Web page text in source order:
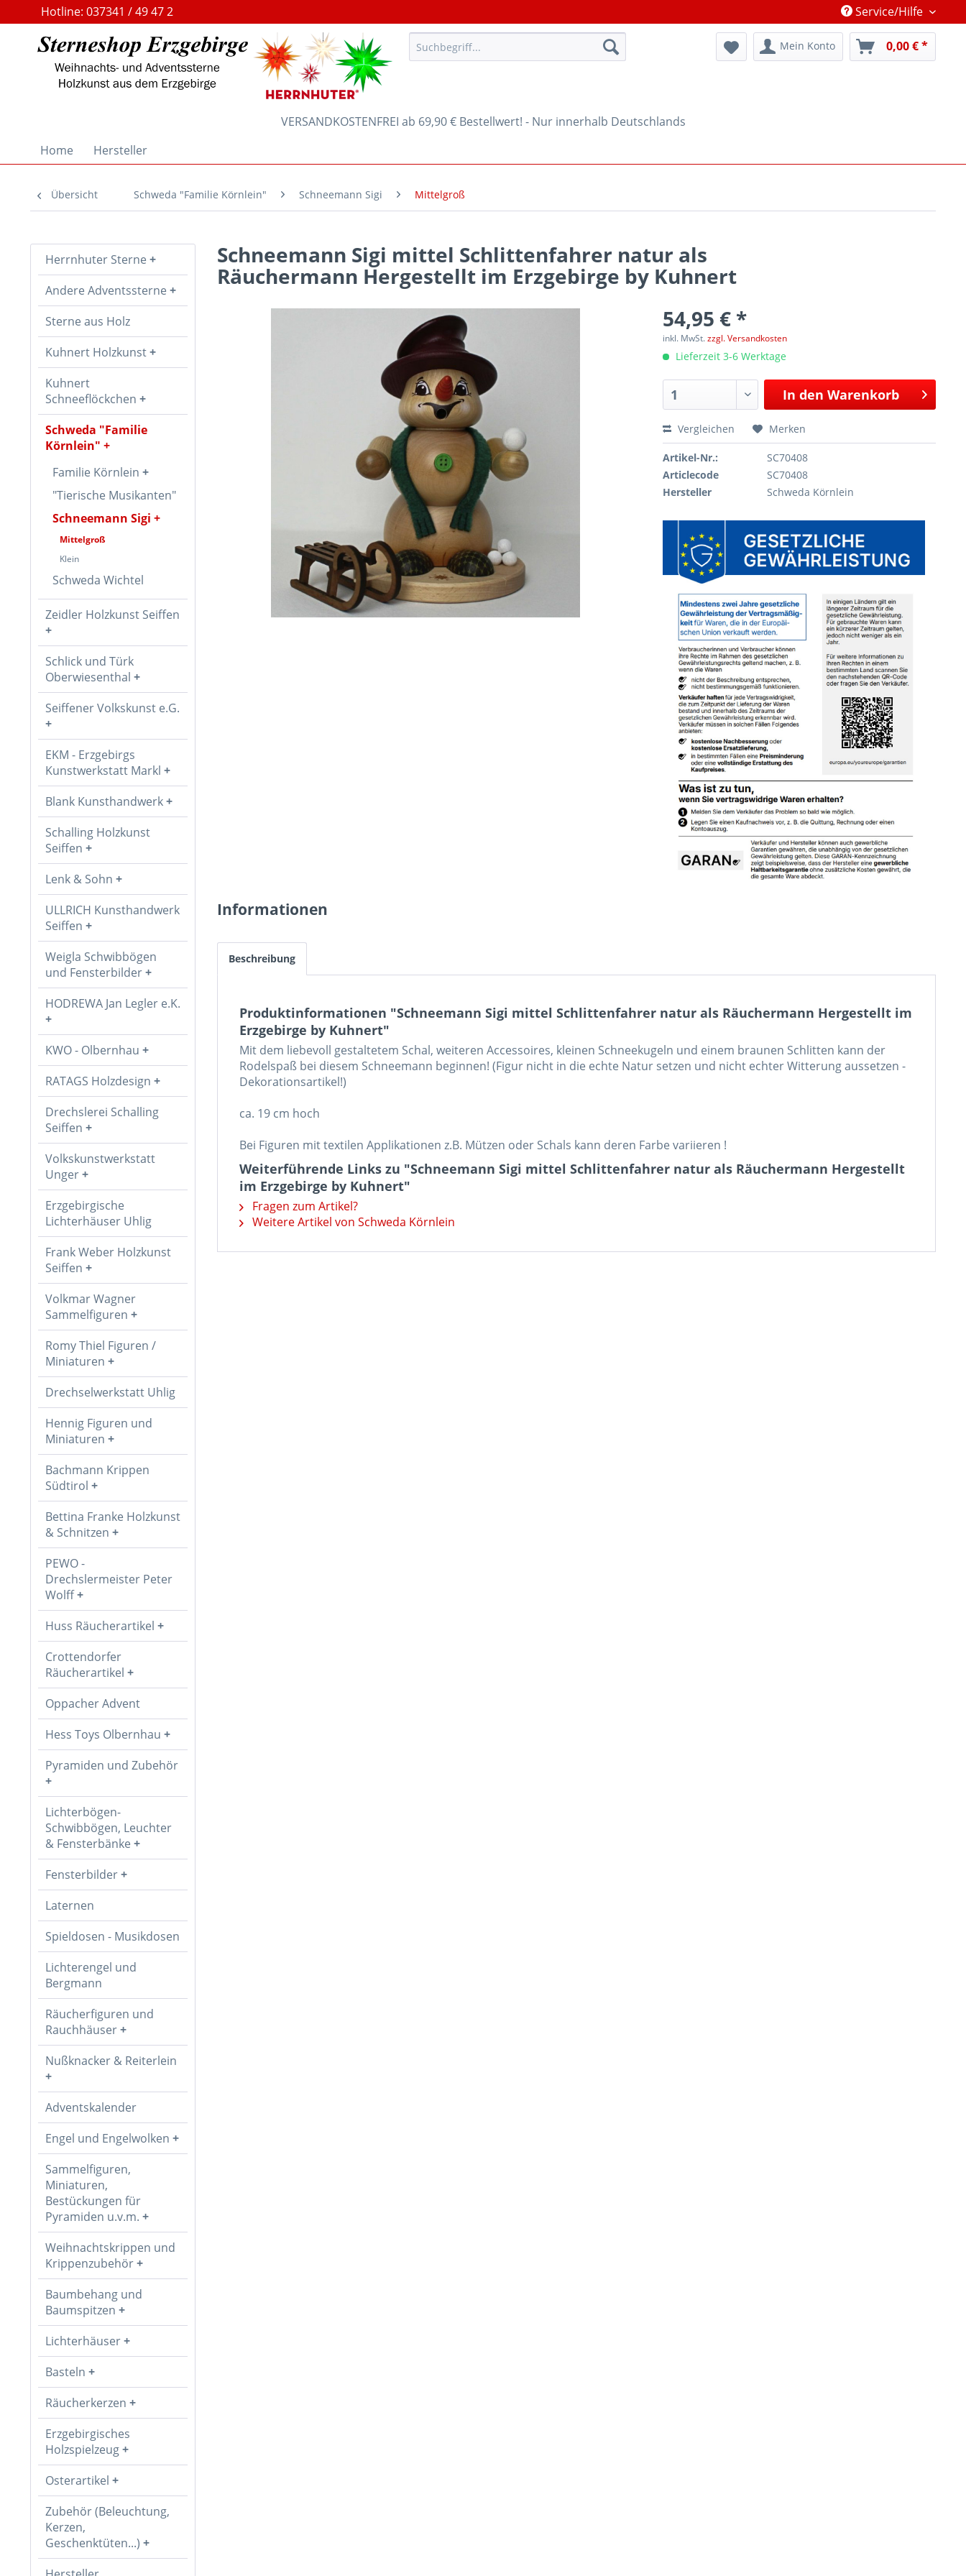
Hotline: 037341 / 49 47 2 Service/Hilfe
Mein Konto 0,00 € *
VERSANDKOSTENFREI ab 69,90 € Bestellwert! - Nur innerhalb Deutschlands
Home
Hersteller
Übersicht Schweda "Familie Körnlein" Schneemann Sigi Mittelgroß
Herrnhuter Sterne
Andere Adventssterne
Sterne aus Holz
Kuhnert Holzkunst
Kuhnert
Schneeflöckchen
Schweda "Familie
Körnlein"
Familie Körnlein
"Tierische Musikanten"
Schneemann Sigi
Mittelgroß
Klein
Schweda Wichtel
Zeidler Holzkunst Seiffen
Schlick und Türk
Oberwiesenthal
Seiffener Volkskunst e.G.
EKM - Erzgebirgs
Kunstwerkstatt Markl
Blank Kunsthandwerk
Schalling Holzkunst
Seiffen
Lenk & Sohn
ULLRICH Kunsthandwerk
Seiffen
Weigla Schwibbögen
und Fensterbilder
HODREWA Jan Legler e.K.
KWO - Olbernhau
RATAGS Holzdesign
Drechslerei Schalling
Seiffen
Volkskunstwerkstatt
Unger
Erzgebirgische
Lichterhäuser Uhlig
Frank Weber Holzkunst
Seiffen
Volkmar Wagner
Sammelfiguren
Romy Thiel Figuren /
Miniaturen
Drechselwerkstatt Uhlig
Hennig Figuren und
Miniaturen
Bachmann Krippen
Südtirol
Bettina Franke Holzkunst
& Schnitzen
PEWO -
Drechslermeister Peter
Wolff
Huss Räucherartikel
Crottendorfer
Räucherartikel
Oppacher Advent
Hess Toys Olbernhau
Pyramiden und Zubehör
Lichterbögen-
Schwibbögen, Leuchter
& Fensterbänke
Fensterbilder
Laternen
Spieldosen - Musikdosen
Lichterengel und
Bergmann
Räucherfiguren und
Rauchhäuser
Nußknacker & Reiterlein
Adventskalender
Engel und Engelwolken
Sammelfiguren,
Miniaturen,
Bestückungen für
Pyramiden u.v.m.
Weihnachtskrippen und
Krippenzubehör
Baumbehang und
Baumspitzen
Lichterhäuser
Basteln
Räucherkerzen
Erzgebirgisches
Holzspielzeug
Osterartikel
Zubehör (Beleuchtung,
Kerzen,
Geschenktüten...)
Schneemann Sigi mittel Schlittenfahrer natur als
Räuchermann Hergestellt im Erzgebirge by Kuhnert
54,95 € *
inkl. MwSt.zzgl. Versandkosten
Lieferzeit 3-6 Werktage
In den Warenkorb
Vergleichen Merken
Artikel-Nr.:
SC70408
Articlecode
SC70408
Hersteller
Schweda Körnlein
Informationen
Beschreibung
Produktinformationen "Schneemann Sigi mittel Schlittenfahrer natur als Räuchermann Hergestellt im
Erzgebirge by Kuhnert"
Mit dem liebevoll gestaltetem Schal, weiteren Accessoires, kleinen Schneekugeln und einem braunen Schlitten kann der
Rodelspaß bei diesem Schneemann beginnen! (Figur nicht in die echte Natur setzen und nicht echter Witterung aussetzen -
Dekorationsartikel!)
ca. 19 cm hoch
Bei Figuren mit textilen Applikationen z.B. Mützen oder Schals kann deren Farbe variieren !
Weiterführende Links zu "Schneemann Sigi mittel Schlittenfahrer natur als Räuchermann Hergestellt
im Erzgebirge by Kuhnert"
Fragen zum Artikel?
Weitere Artikel von Schweda Körnlein